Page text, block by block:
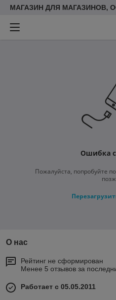
МАГАЗИН ДЛЯ МАГАЗИНОВ,
Ошибка
Пожалуйста, попробуйте
О нас
Рейтинг не сформирован
Менее 5 отзывов за
Работает с 05.05.2011